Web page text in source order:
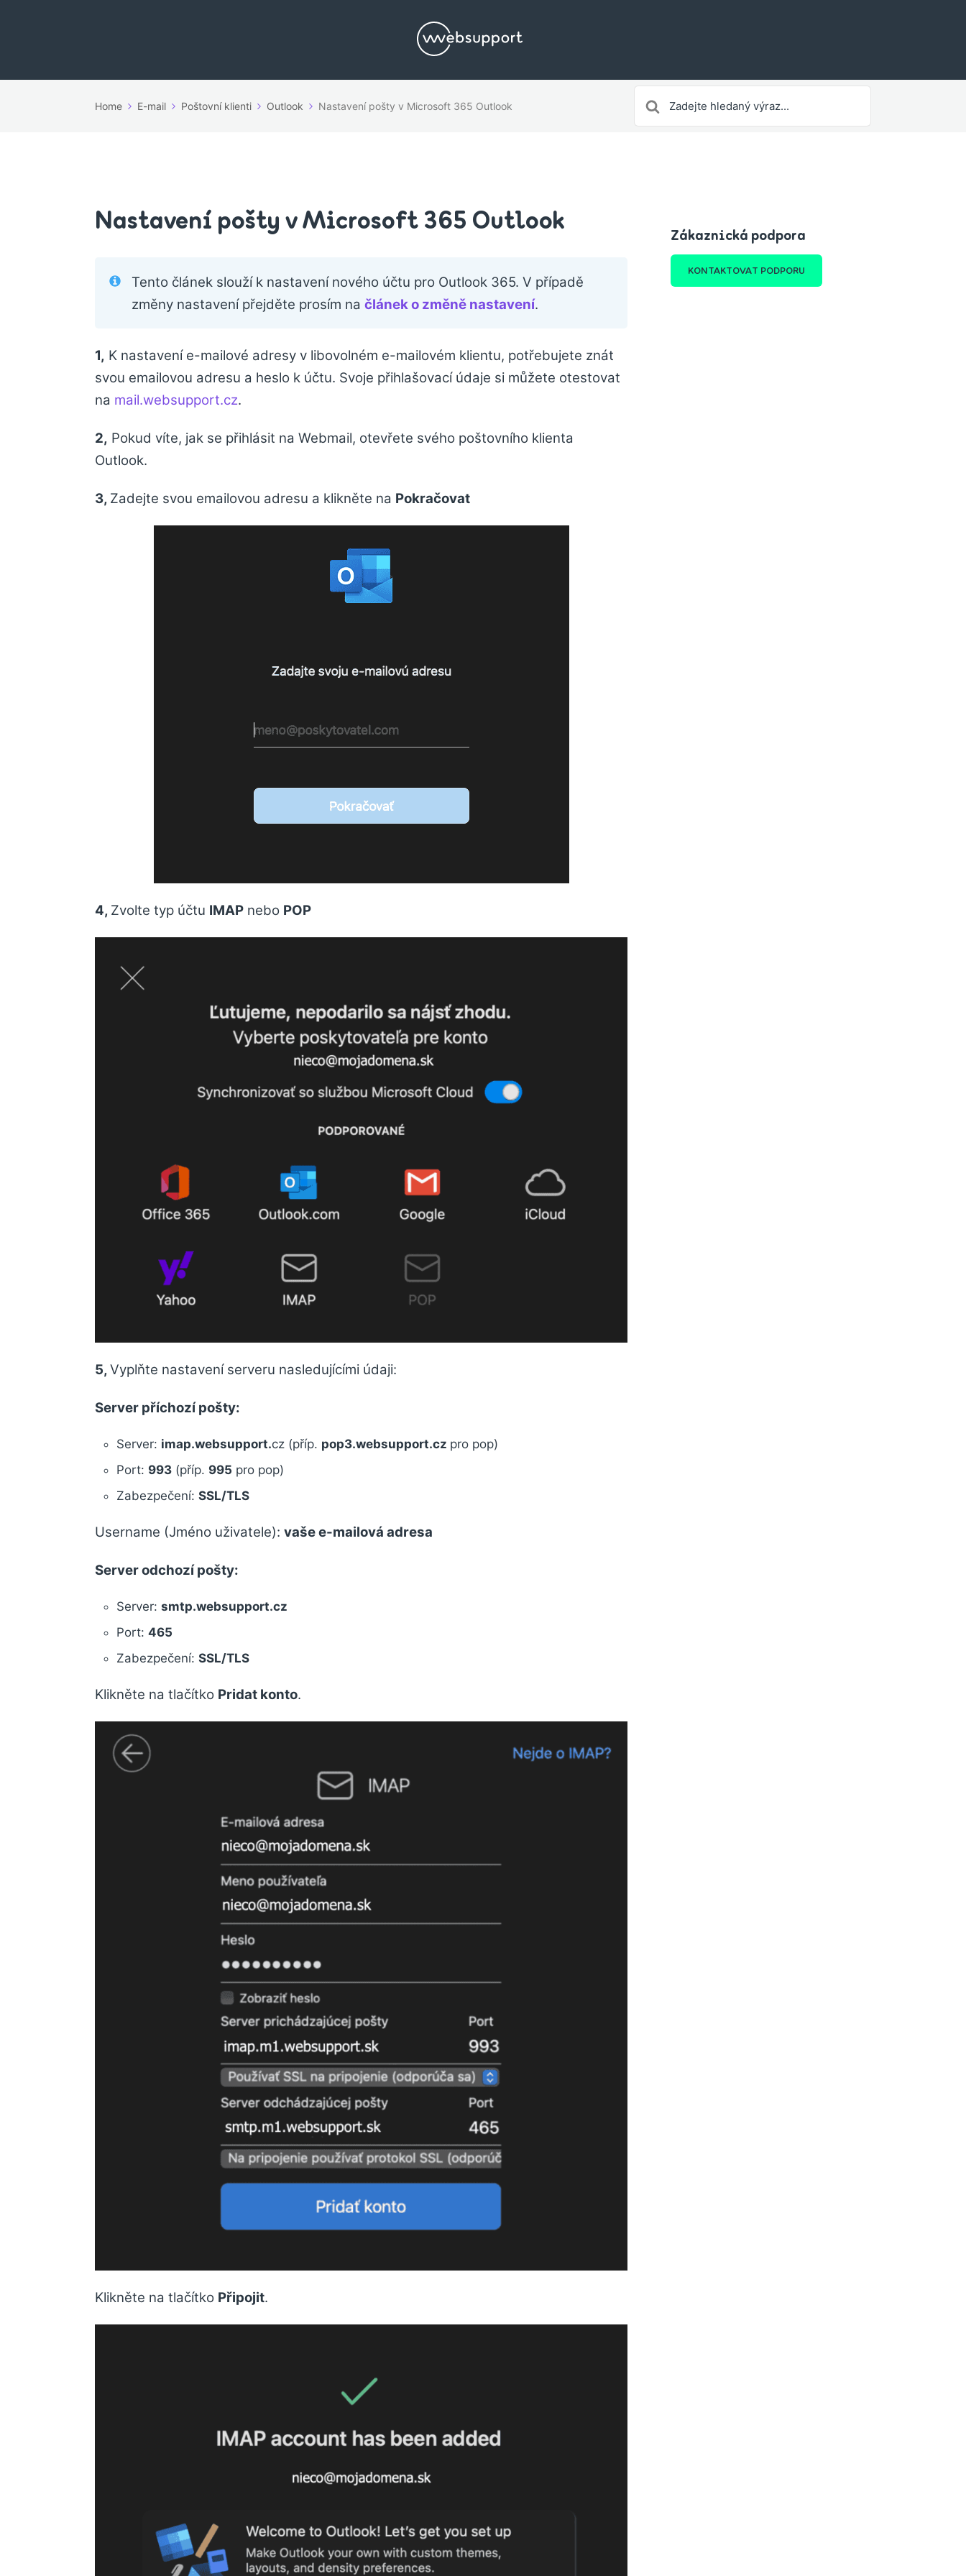
Home E-mail Poštovní klienti Outlook Nastavení pošty v Microsoft 365 Outlook
For
Nastavení pošty v Microsoft 365 Outlook
Tento článek slouží k nastavení nového účtu pro Outlook 365. V případě
změny nastavení přejděte prosím načlánek o změně nastavení.
1, K nastavení e-mailové adresy v libovolném e-mailovém klientu, potřebujete znát
svou emailovou adresu a heslo k účtu. Svoje přihlašovací údaje si můžete otestovat
na mail.websupport.cz.
2, Pokud víte, jak se přihlásit na Webmail, otevřete svého poštovního klienta
Outlook.
3, Zadejte svou emailovou adresu a klikněte na Pokračovat
4, Zvolte typ účtu IMAP nebo POP
5,Vyplňte nastavení serveru nasledujícími údaji:
Server příchozí pošty:
Server: imap.websupport.cz (příp. pop3.websupport.cz pro pop)
Port: 993 (příp. 995 pro pop)
Zabezpečení: SSL/TLS
Username (Jméno uživatele): vaše e-mailová adresa
Server odchozí pošty:
Server: smtp.websupport.cz
Port: 465
Zabezpečení: SSL/TLS
Klikněte na tlačítko Pridat konto.
Klikněte na tlačítko Připojit.
Zákaznická podpora
KONTAKTOVAT PODPORU